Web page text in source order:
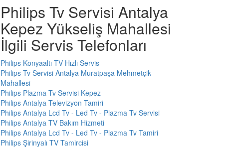
Philips Tv Servisi Antalya
Kepez Yükseliş Mahallesi
İlgili Servis Telefonları
Philips Konyaaltı TV Hızlı Servis
Philips Tv Servisi Antalya Muratpaşa Mehmetçik
Mahallesi
Philips Plazma Tv Servisi Kepez
Philips Antalya Televizyon Tamiri
Philips Antalya Lcd Tv - Led Tv - Plazma Tv Servisi
Philips Antalya TV Bakım Hizmeti
Philips Antalya Lcd Tv - Led Tv - Plazma Tv Tamiri
Philips Şirinyalı TV Tamircisi